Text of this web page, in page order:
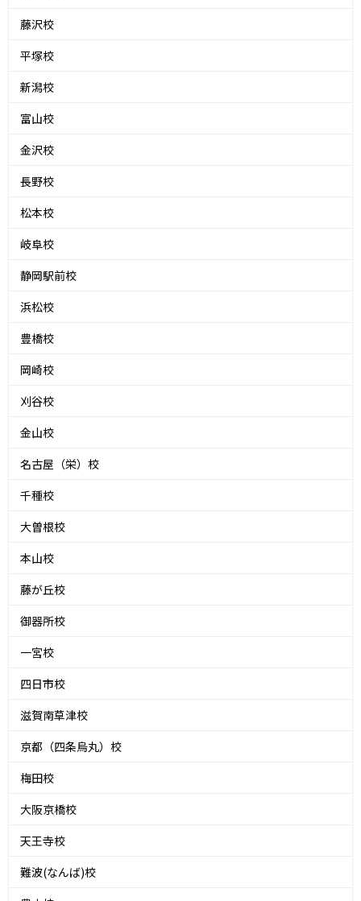
藤沢校
平塚校
新潟校
富山校
金沢校
長野校
松本校
岐阜校
静岡駅前校
浜松校
豊橋校
岡崎校
刈谷校
金山校
名古屋（栄）校
千種校
大曽根校
本山校
藤が丘校
御器所校
一宮校
四日市校
滋賀南草津校
京都（四条烏丸）校
梅田校
大阪京橋校
天王寺校
難波(なんば)校